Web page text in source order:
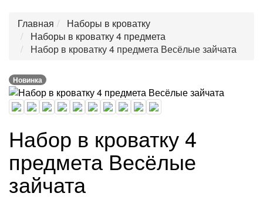
Главная
Наборы в кроватку
Наборы в кроватку 4 предмета
Набор в кроватку 4 предмета Весёлые зайчата
Новинка
Набор в кроватку 4
предмета Весёлые
зайчата